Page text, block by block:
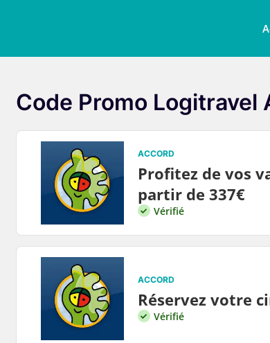
Code Promo Logitravel
ACCORD
Profitez de vos
partir de 337€
Vérifié
ACCORD
Réservez votre
Vérifié